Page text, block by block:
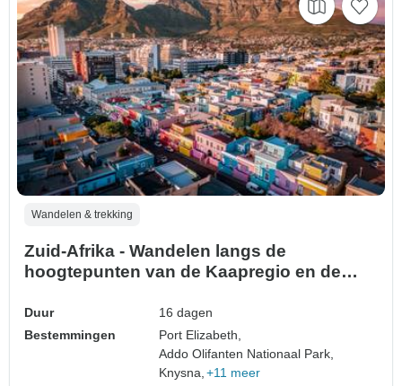
Wandelen & trekking
Zuid-Afrika - Wandelen langs de
hoogtepunten van de Kaapregio en de
Duur
16 dagen
Bestemmingen
Port Elizabeth,
Addo Olifanten Nationaal Park,
Knysna, +11 meer